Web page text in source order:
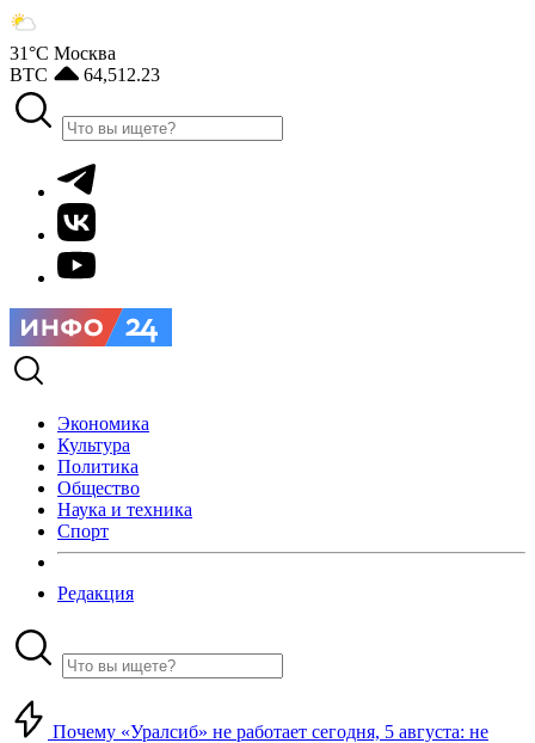
31°С Москва
BTC
64,512.23
Экономика
Культура
Политика
Общество
Наука и техника
Спорт
Редакция
Почему «Уралсиб» не работает сегодня, 5 августа: не